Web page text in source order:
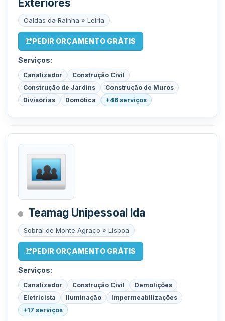
Exteriores
Caldas da Rainha » Leiria
PEDIR ORÇAMENTO GRÁTIS
Serviços:
Canalizador
Construção Civil
Construção de Jardins
Construção de Muros
Divisórias
Domótica +46 serviços
Teamag Unipessoal lda
Sobral de Monte Agraço » Lisboa
PEDIR ORÇAMENTO GRÁTIS
Serviços:
Canalizador Construção Civil
Demolições
Eletricista
Iluminação
Impermeabilizações
+17 serviços